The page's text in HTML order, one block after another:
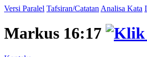
Versi Paralel Tafsiran/Catatan Analisa Kata
Markus 16:17